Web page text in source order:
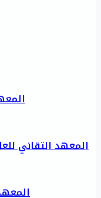
المعهد التقاني